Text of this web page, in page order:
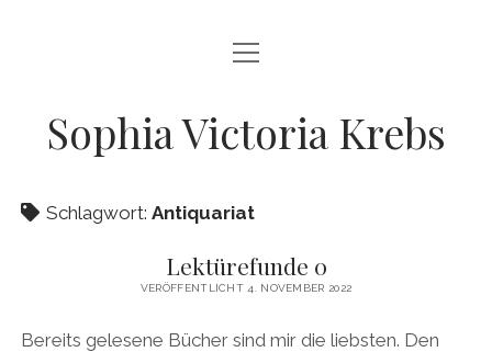
HOME
PUBLIKATIONEN
BIOGRAPHIKA
DATENSCHUTZ
Menü
öffnen
Sophia Victoria Krebs
Schlagwort: Antiquariat
Lektürefunde 0
VERÖFFENTLICHT 4. NOVEMBER 2022
Bereits gelesene Bücher sind mir die liebsten. Den